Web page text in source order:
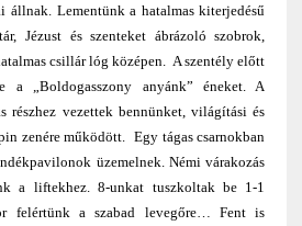
állnak. Lementünk a hatalmas kiterjedésű
Jézust és szenteket ábrázoló szobrok,
csillár lóg középen.
A szentély előtt
a „Boldogasszony anyánk” éneket. A
részhez vezettek bennünket, világítási és
zenére működött.
Egy tágas csarnokban
üzemelnek. Némi várakozás
a liftekhez. 8-unkat tuszkoltak be 1-1
felértünk a szabad levegőre… Fent is